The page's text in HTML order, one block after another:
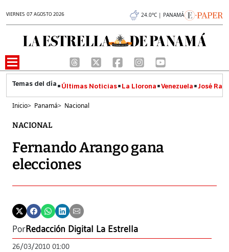
VIERNES 07 AGOSTO 2026 24.0°C | PANAMÁ
Últimas Noticias La Llorona Venezuela José
Inicio> Panamá> Nacional
NACIONAL
Fernando Arango gana
elecciones
PorRedacción Digital La Estrella
26/03/2010 01:00